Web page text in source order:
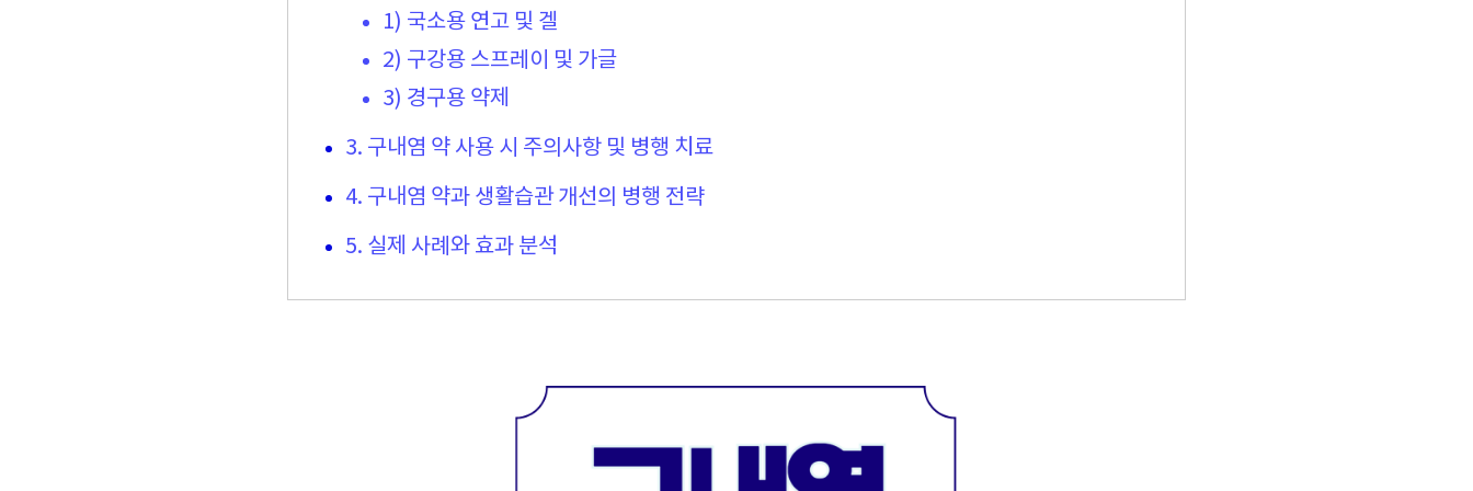
1) 국소용 연고 및 겔
2) 구강용 스프레이 및 가글
3) 경구용 약제
3. 구내염 약 사용 시 주의사항 및 병행 치료
4. 구내염 약과 생활습관 개선의 병행 전략
5. 실제 사례와 효과 분석